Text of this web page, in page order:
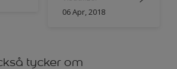
06 Apr, 2018
tycker om